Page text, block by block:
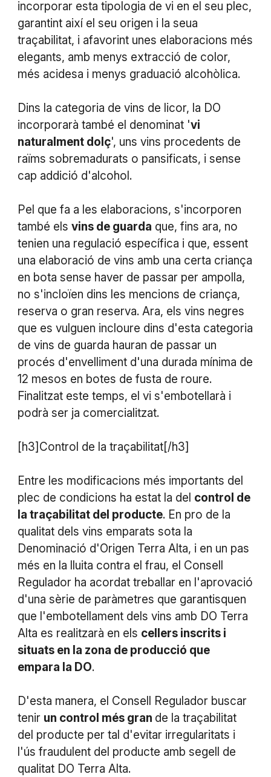
incorporar esta tipologia de vi en el seu plec,
garantint així el seu origen i la seua
traçabilitat, i afavorint unes elaboracions més
elegants, amb menys extracció de color,
més acidesa i menys graduació alcohòlica.
Dins la categoria de vins de licor, la DO
incorporarà també el denominat 'vi
naturalment dolç', uns vins procedents de
raïms sobremadurats o pansificats, i sense
cap addició d'alcohol.
Pel que fa a les elaboracions, s'incorporen
també els vins de guarda que, fins ara, no
tenien una regulació específica i que, essent
una elaboració de vins amb una certa criança
en bota sense haver de passar per ampolla,
no s'incloïen dins les mencions de criança,
reserva o gran reserva. Ara, els vins negres
que es vulguen incloure dins d'esta categoria
de vins de guarda hauran de passar un
procés d'envelliment d'una durada mínima de
12 mesos en botes de fusta de roure.
Finalitzat este temps, el vi s'embotellarà i
podrà ser ja comercialitzat.
[h3]Control de la traçabilitat[/h3]
Entre les modificacions més importants del
plec de condicions ha estat la del control de
la traçabilitat del producte. En pro de la
qualitat dels vins emparats sota la
Denominació d'Origen Terra Alta, i en un pas
més en la lluita contra el frau, el Consell
Regulador ha acordat treballar en l'aprovació
d'una sèrie de paràmetres que garantisquen
que l'embotellament dels vins amb DO Terra
Alta es realitzarà en els cellers inscrits i
situats en la zona de producció que
empara la DO.
D'esta manera, el Consell Regulador buscar
tenir un control més gran de la traçabilitat
del producte per tal d'evitar irregularitats i
l'ús fraudulent del producte amb segell de
qualitat DO Terra Alta.